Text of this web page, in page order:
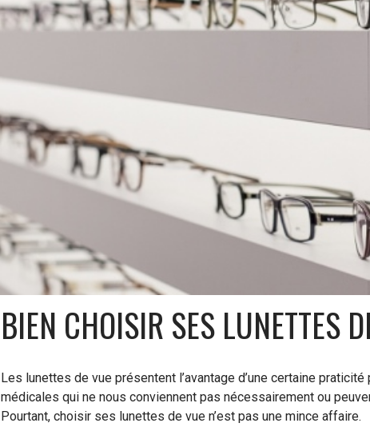
BIEN CHOISIR SES LUNETTES
Les lunettes de vue présentent l’avantage d’une certaine
médicales qui ne nous conviennent pas nécessairement ou
Pourtant, choisir ses lunettes de vue n’est pas une mince affaire.